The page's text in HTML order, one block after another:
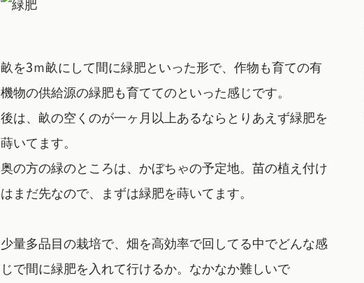
畝を3ｍ畝にして間に緑肥といった形で、作物も育ての有
機物の供給源の緑肥も育ててのといった感じです。
後は、畝の空くのが一ヶ月以上あるならとりあえず緑肥を
蒔いてます。
奥の方の緑のところは、かぼちゃの予定地。苗の植え付け
はまだ先なので、まずは緑肥を蒔いてます。
少量多品目の栽培で、畑を高効率で回してる中でどんな感
じで間に緑肥を入れて行けるか。なかなか難しいで